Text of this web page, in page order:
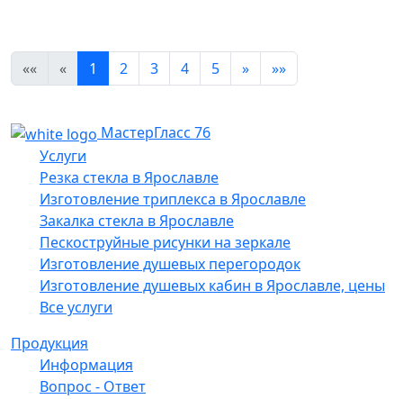
«« « 1 2 3 4 5 » »»
МастерГласс 76
Услуги
Резка стекла в Ярославле
Изготовление триплекса в Ярославле
Закалка стекла в Ярославле
Пескоструйные рисунки на зеркале
Изготовление душевых перегородок
Изготовление душевых кабин в Ярославле, цены
Все услуги
Продукция
Информация
Вопрос - Ответ